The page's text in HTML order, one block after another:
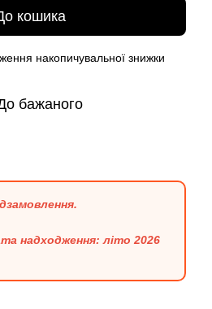
кошика
накопичувальної знижки
бажаного
надходження: літо 2026